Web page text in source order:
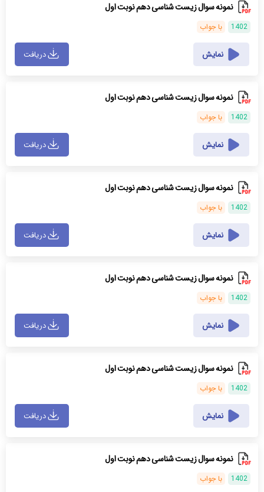
نمونه سوال زیست شناسی دهم نوبت اول
1402 با جواب
نمایش دریافت
نمونه سوال زیست شناسی دهم نوبت اول
1402 با جواب
نمایش دریافت
نمونه سوال زیست شناسی دهم نوبت اول
1402 با جواب
نمایش دریافت
نمونه سوال زیست شناسی دهم نوبت اول
1402 با جواب
نمایش دریافت
نمونه سوال زیست شناسی دهم نوبت اول
1402 با جواب
نمایش دریافت
نمونه سوال زیست شناسی دهم نوبت اول
1402 با جواب